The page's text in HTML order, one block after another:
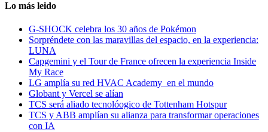
Lo más leido
G-SHOCK celebra los 30 años de Pokémon
Sorpréndete con las maravillas del espacio, en la experiencia:
LUNA
Capgemini y el Tour de France ofrecen la experiencia Inside
My Race
LG amplía su red HVAC Academy en el mundo
Globant y Vercel se alían
TCS será aliado tecnolóogico de Tottenham Hotspur
TCS y ABB amplían su alianza para transformar operaciones
con IA